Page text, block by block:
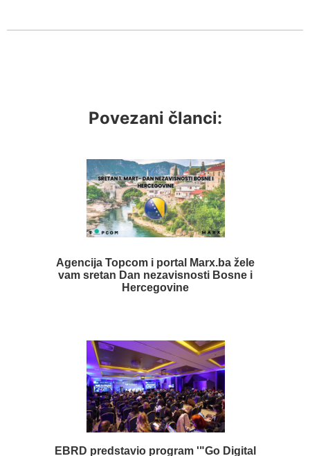
Povezani članci:
Agencija Topcom i portal Marx.ba žele
vam sretan Dan nezavisnosti Bosne i
Hercegovine
EBRD predstavio program '"Go Digital